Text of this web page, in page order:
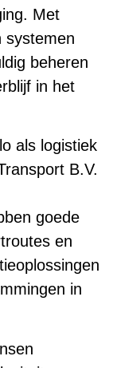
Met
systemen
beheren
in het
als logistiek
B.V.
goede
en
in